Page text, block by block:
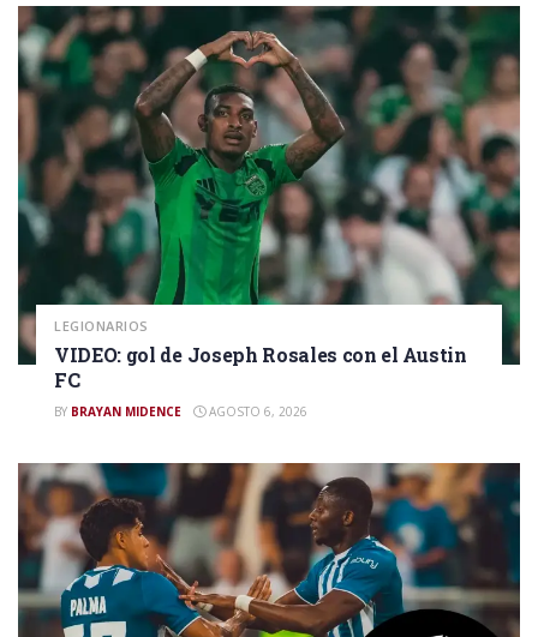
LEGIONARIOS
VIDEO: gol de Joseph Rosales con el Austin
FC
BY BRAYAN MIDENCE AGOSTO 6, 2026